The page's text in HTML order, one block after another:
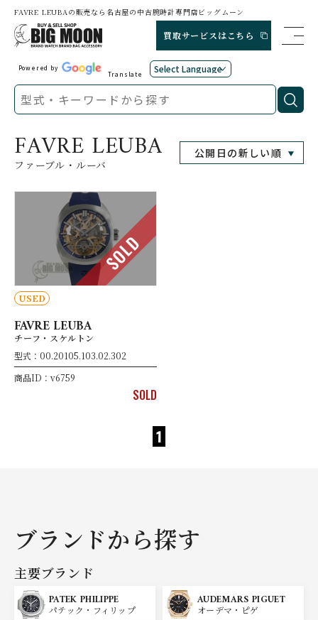
FAVRE LEUBAの販売なら名古屋の中古腕時計専門店ビッグムーン
買取サービスはこちら
Powered by
Translate
FAVRE LEUBA
ファーブル・ルーバ
SOLD
USED
FAVRE LEUBA
チーフ・スケルトン
型式：00.20105.103.02.302
商品ID：v6759
SOLD
1
ブランドから探す
主要ブランド
PATEK PHILIPPE
パテック・フィリップ
AUDEMARS PIGUET
オーデマ・ピゲ